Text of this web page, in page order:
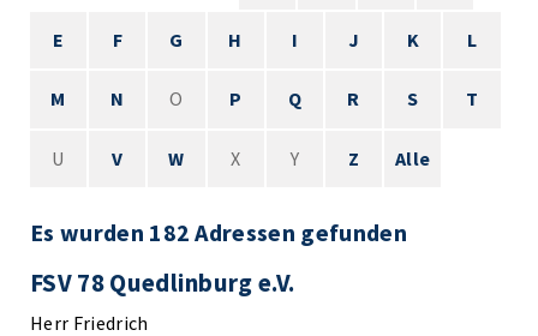
E F G H I J K L
M N O P Q R S T
U V W X Y Z Alle
Es wurden 182 Adressen gefunden
FSV 78 Quedlinburg e.V.
Herr Friedrich